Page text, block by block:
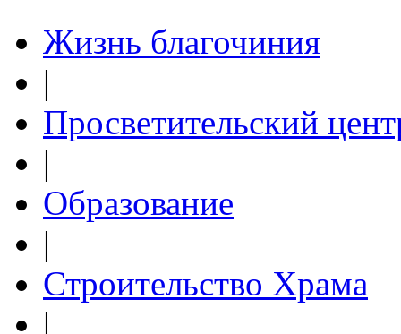
Жизнь благочиния
|
Просветительский
|
Образование
|
Строительство Храма
|